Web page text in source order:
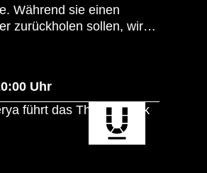
Während sie einen
zurückholen sollen, wird
auf Wallace’ Frau Mia
soll der Boxer
getrennten
Figuren verweben sich
schwarzhumoriger
Uhr